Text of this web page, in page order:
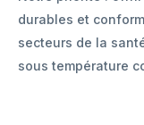
durables et
secteurs de la
sous température